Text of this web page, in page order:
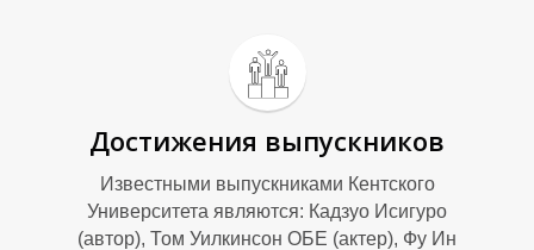
Достижения выпускников
Известными выпускниками Кентского
Университета являются: Кадзуо Исигуро
(автор), Том Уилкинсон ОБЕ (актер), Фу Ин